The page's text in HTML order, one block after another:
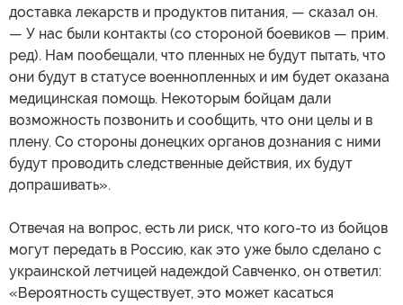
доставка лекарств и продуктов питания, — сказал он.
— У нас были контакты (со стороной боевиков — прим.
ред). Нам пообещали, что пленных не будут пытать, что
они будут в статусе военнопленных и им будет оказана
медицинская помощь. Некоторым бойцам дали
возможность позвонить и сообщить, что они целы и в
плену. Со стороны донецких органов дознания с ними
будут проводить следственные действия, их будут
допрашивать».
Отвечая на вопрос, есть ли риск, что кого-то из бойцов
могут передать в Россию, как это уже было сделано с
украинской летчицей надеждой Савченко, он ответил:
«Вероятность существует, это может касаться